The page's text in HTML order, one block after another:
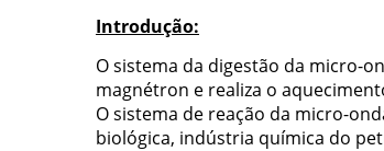
Introdução:
O sistema da digestão da micro-
magnétron e realiza o
O sistema de reação da micro-
biológica, indústria química do